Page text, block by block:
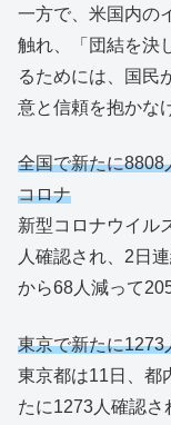
一方で、米国内の
触れ、「団結を決
るためには、国民
意と信頼を抱かな
全国で新たに
コロナ
新型コロナウイル
人確認され、2日
から68人減って
東京で新たに
東京都は11日、都
たに1273人確認